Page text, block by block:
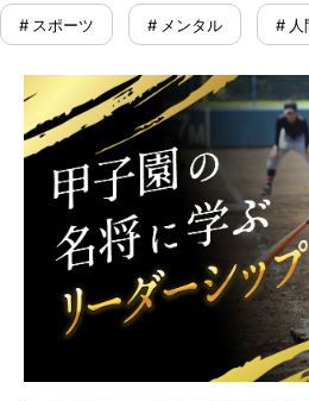
# スポーツ # メンタル # 人